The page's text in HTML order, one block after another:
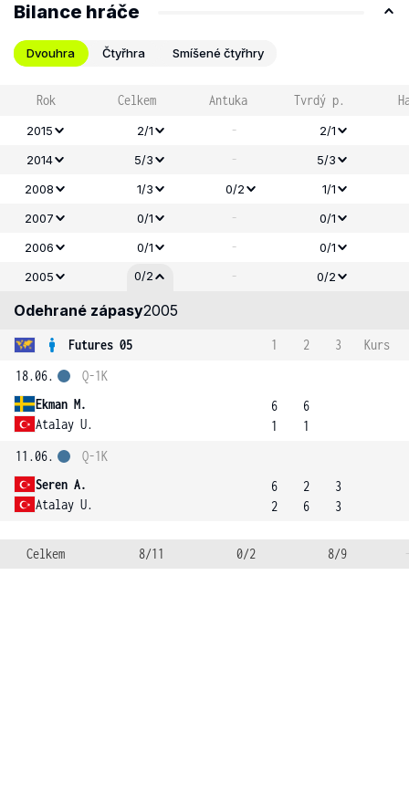
Bilance hráče
Dvouhra Čtyřhra Smíšené čtyřhry
Rok Celkem Antuka Tvrdý p.
2015 2/1 -
2/1
2014
5/3 -
5/3
2008
1/3 0/2
1/1
2007
0/1 -
0/1
2006
0/1 -
0/1
2005
0/2 - 0/2
Odehrané zápasy2005
Futures 05 1 2 3
Kurs
18.06.
Ekman M.
Atalay U.
Q-1K
6
1
6
1
11.06.
Seren A.
Atalay U.
Q-1K
6
2
2
6
3
3
Celkem 8/11 0/2 8/9